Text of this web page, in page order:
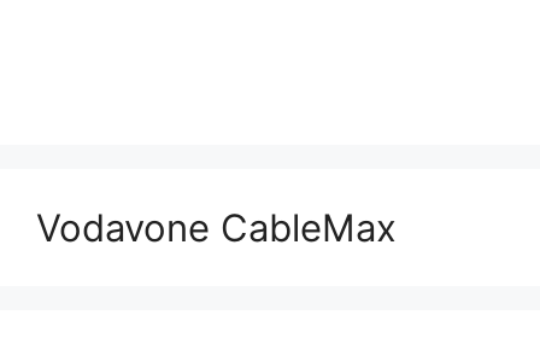
Vodavone CableMax